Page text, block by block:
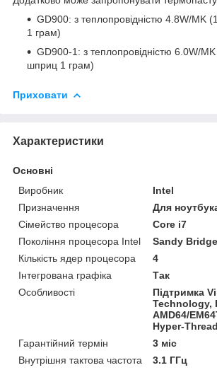
GD900: з теплопровідністю 4.8W/MK
1 грам)
GD900-1: з теплопровідністю 6.0W/
шприц 1 грам)
Приховати
Характеристики
Основні
Виробник
Intel
Призначення
Для
Сімейство процесора
Core i7
Покоління процесора Intel
Sandy
Кількість ядер процесора
4
Інтегрована графіка
Так
Особливості
Підтримка
Technology,
AMD64/
Hyper-
Гарантійний термін
3 міс
Внутрішня тактова частота
3.1 ГГц